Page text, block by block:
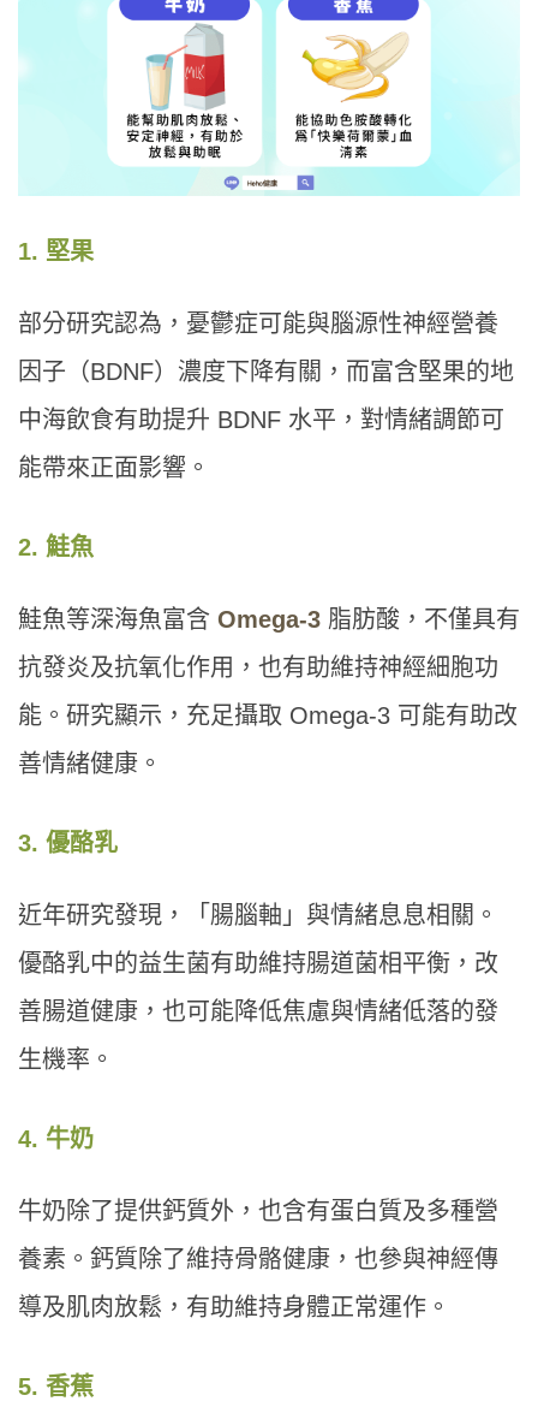
1. 堅果
部分研究認為，憂鬱症可能與腦源性神經營養
因子（BDNF）濃度下降有關，而富含堅果的地
中海飲食有助提升 BDNF 水平，對情緒調節可
能帶來正面影響。
2. 鮭魚
鮭魚等深海魚富含 Omega-3 脂肪酸，不僅具有
抗發炎及抗氧化作用，也有助維持神經細胞功
能。研究顯示，充足攝取 Omega-3 可能有助改
善情緒健康。
3. 優酪乳
近年研究發現，「腸腦軸」與情緒息息相關。
優酪乳中的益生菌有助維持腸道菌相平衡，改
善腸道健康，也可能降低焦慮與情緒低落的發
生機率。
4. 牛奶
牛奶除了提供鈣質外，也含有蛋白質及多種營
養素。鈣質除了維持骨骼健康，也參與神經傳
導及肌肉放鬆，有助維持身體正常運作。
5. 香蕉